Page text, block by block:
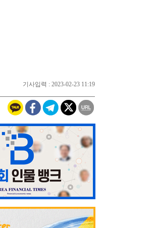
기사입력 : 2023-02-23 11:19